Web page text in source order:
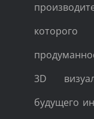
которого
3D
будущего